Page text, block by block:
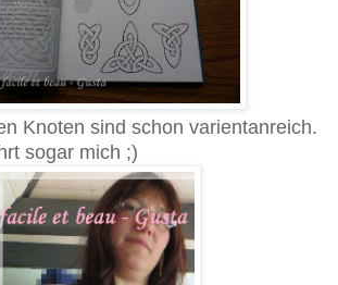
Knoten sind schon varientanreich.
sogar mich ;)